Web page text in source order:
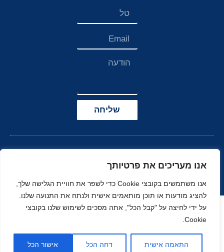
אנו מעריכים את פרטיותך
אנו משתמשים בקובצי Cookie כדי לשפר את חוויית הגלישה שלך,
להציג מודעות או תוכן מותאמים אישית ולנתח את התנועה שלנו.
על ידי לחיצה על "קבל הכל", אתה מסכים לשימוש שלנו בקובצי
Cookie.
התאמה אישית דחה הכל אישור הכל
שליחה
הצהרת נגישות
נוי
MOONART